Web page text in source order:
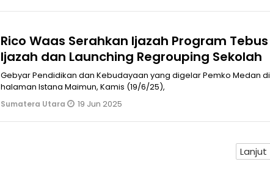
Rico Waas Serahkan Ijazah Program Tebus
Ijazah dan Launching Regrouping Sekolah
Gebyar Pendidikan dan Kebudayaan yang digelar Pemko Medan di
halaman Istana Maimun, Kamis (19/6/25),
Sumatera Utara 19 Jun 2025
Lanjut